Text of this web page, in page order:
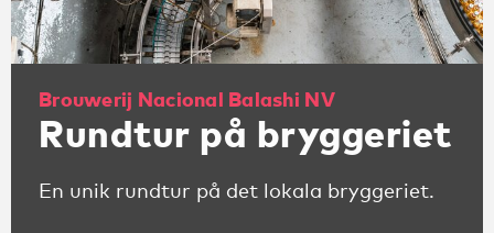
Brouwerij Nacional Balashi NV
Rundtur på bryggeriet
En unik rundtur på det lokala bryggeriet.